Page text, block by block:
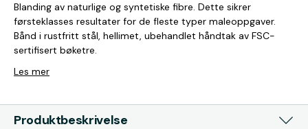
Blanding av naturlige og syntetiske fibre. Dette sikrer
førsteklasses resultater for de fleste typer maleoppgaver.
Bånd i rustfritt stål, hellimet, ubehandlet håndtak av FSC-
sertifisert bøketre.
Les mer
Produktbeskrivelse